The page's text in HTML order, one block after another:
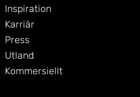
Inspiration
Karriär
Press
Utland
Kommersiellt